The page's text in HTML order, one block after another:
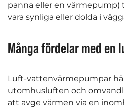
panna eller en värmepump)
vara synliga eller dolda i
Många fördelar med
Luft-vattenvärmepumpar
utomhusluften och
att avge värmen via en